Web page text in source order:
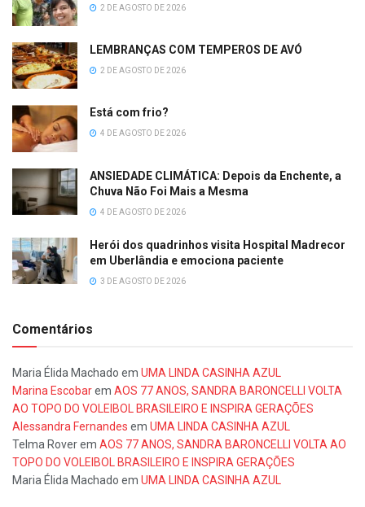
2 DE AGOSTO DE 2026
LEMBRANÇAS COM TEMPEROS DE AVÓ
2 DE AGOSTO DE 2026
Está com frio?
4 DE AGOSTO DE 2026
ANSIEDADE CLIMÁTICA: Depois da Enchente, a
Chuva Não Foi Mais a Mesma
4 DE AGOSTO DE 2026
Herói dos quadrinhos visita Hospital Madrecor
em Uberlândia e emociona paciente
3 DE AGOSTO DE 2026
Comentários
Maria Élida Machado em UMA LINDA CASINHA AZUL
Marina Escobarem AOS 77 ANOS, SANDRA BARONCELLI VOLTA
AO TOPO DO VOLEIBOL BRASILEIRO E INSPIRA GERAÇÕES
Alessandra Fernandes em UMA LINDA CASINHA AZUL
Telma Roverem AOS 77 ANOS, SANDRA BARONCELLI VOLTA AO
TOPO DO VOLEIBOL BRASILEIRO E INSPIRA GERAÇÕES
Maria Élida Machado em UMA LINDA CASINHA AZUL